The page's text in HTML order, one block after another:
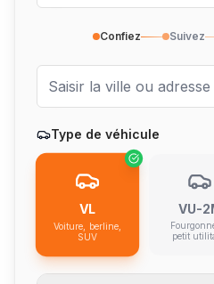
Confiez Suivez
Type de véhicule
VL
Voiture, berline,
SUV
VU-
petit